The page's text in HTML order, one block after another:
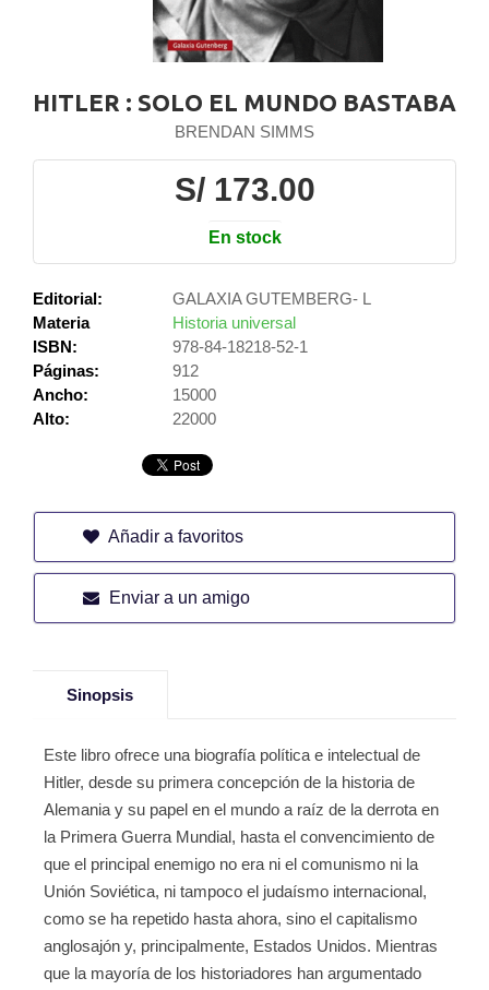
HITLER : SOLO EL MUNDO BASTABA
BRENDAN SIMMS
S/ 173.00
En stock
Editorial:
GALAXIA GUTEMBERG- L
Materia
Historia universal
ISBN:
978-84-18218-52-1
Páginas:
912
Ancho:
15000
Alto:
22000
Añadir a favoritos
Enviar a un amigo
Sinopsis
Este libro ofrece una biografía política e intelectual de
Hitler, desde su primera concepción de la historia de
Alemania y su papel en el mundo a raíz de la derrota en
la Primera Guerra Mundial, hasta el convencimiento de
que el principal enemigo no era ni el comunismo ni la
Unión Soviética, ni tampoco el judaísmo internacional,
como se ha repetido hasta ahora, sino el capitalismo
anglosajón y, principalmente, Estados Unidos. Mientras
que la mayoría de los historiadores han argumentado